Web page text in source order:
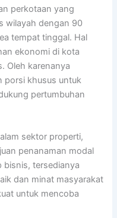
perkotaan yang
wilayah dengan 90
tempat tinggal. Hal
ekonomi di kota
Oleh karenanya
porsi khusus untuk
pertumbuhan
sektor properti,
penanaman modal
bisnis, tersedianya
dan minat masyarakat
untuk mencoba